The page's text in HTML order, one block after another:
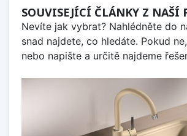
SOUVISEJÍCÍ ČLÁNKY Z NAŠÍ
Nevíte jak vybrat? Nahlédněte do
snad najdete, co hledáte. Pokud
nebo napište a určitě najdeme